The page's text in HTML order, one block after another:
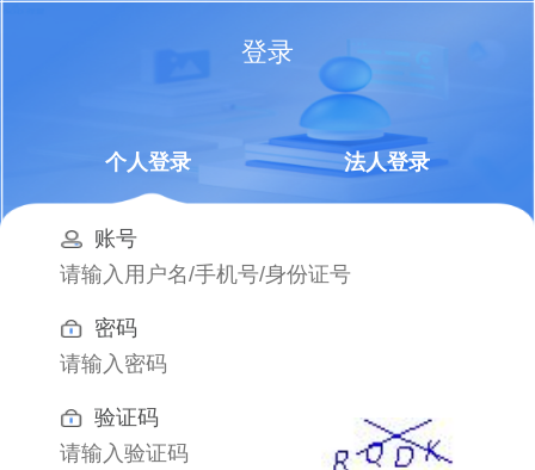
登录
个人登录 法人登录
账号
密码
验证码